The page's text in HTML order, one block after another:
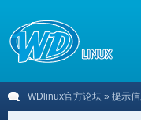
WDlinux官方论坛 » 提示